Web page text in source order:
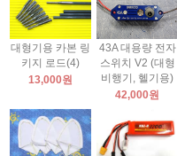
대형기용 카본 링
키지 로드(4)
13,000원
43A 대용량 전자
스위치 V2 (대형
비행기, 헬기용)
42,000원